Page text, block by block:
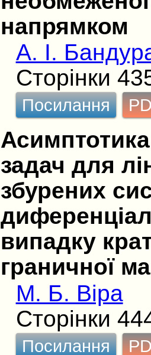
напрямком
А. І.
Сторінки
Посилання
задач для
збурених
випадку
граничної
М. Б. Віра
Сторінки
Посилання